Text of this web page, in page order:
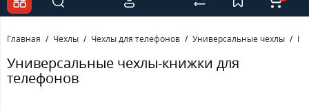
Главная Чехлы Чехлы для телефонов Универсальные чехлы
Универсальные чехлы-книжки для
телефонов